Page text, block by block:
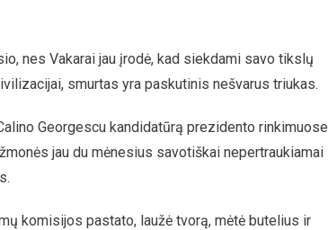
nes Vakarai jau įrodė, kad siekdami savo tikslų
smurtas yra paskutinis nešvarus triukas.
Georgescu kandidatūrą prezidento rinkimuose
jau du mėnesius savotiškai nepertraukiamai
komisijos pastato, laužė tvorą, mėtė butelius ir